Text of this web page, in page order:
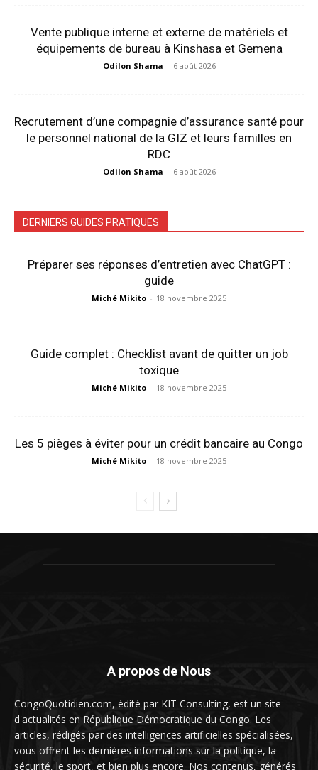
Vente publique interne et externe de matériels et
équipements de bureau à Kinshasa et Gemena
Odilon Shama - 6 août 2026
Recrutement d’une compagnie d’assurance santé pour
le personnel national de la GIZ et leurs familles en
RDC
Odilon Shama - 6 août 2026
DERNIERS GUIDES PRATIQUES
Préparer ses réponses d’entretien avec ChatGPT :
guide
Miché Mikito - 18 novembre 2025
Guide complet : Checklist avant de quitter un job
toxique
Miché Mikito - 18 novembre 2025
Les 5 pièges à éviter pour un crédit bancaire au Congo
Miché Mikito - 18 novembre 2025
A propos de Nous
CongoQuotidien.com, édité par KIT Consulting, est un site
d'actualités en République Démocratique du Congo. Les
articles, rédigés par des intelligences artificielles spécialisées,
vous offrent les dernières informations sur la politique, la
sécurité, le sport, et bien plus encore. Nos contenus, générés